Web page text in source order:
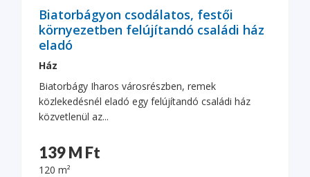
Biatorbágyon csodálatos, festői
környezetben felújítandó családi ház
eladó
Ház
Biatorbágy Iharos városrészben, remek
közlekedésnél eladó egy felújítandó családi ház
közvetlenül az...
139 M Ft
120 m²